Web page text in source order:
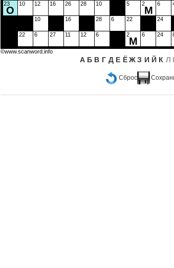
Сброс
23
О
10 12 16 26 28 10 5 2
М
6
10 16 28 6 22 24
22 6 27 11 12 6 2
М
6 24
А Б В Г Д Е Ё Ж З И Й К Л
©www.scanword.info